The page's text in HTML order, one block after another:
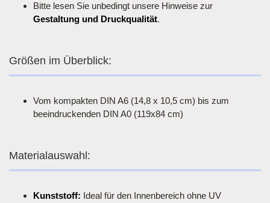
Bitte lesen Sie unbedingt unsere Hinweise zur
Gestaltung und Druckqualität.
Größen im Überblick:
Vom kompakten DIN A6 (14,8 x 10,5 cm) bis zum
beeindruckenden DIN A0 (119x84 cm)
Materialauswahl:
Kunststoff: Ideal für den Innenbereich ohne UV